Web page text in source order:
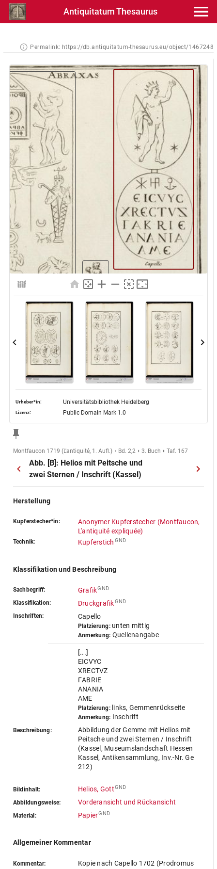
Antiquitatum Thesaurus
Permalink: https://db.antiquitatum-thesaurus.eu/object/1467248
Urheber*in: Universitätsbibliothek Heidelberg
Lizenz: Public Domain Mark 1.0
Montfaucon 1719 (L'antiquité, 1. Aufl.) Bd. 2,2 3. Buch Taf. 167
Abb. [B]: Helios mit Peitsche und
zwei Sternen / Inschrift (Kassel)
Herstellung
Kupferstecher*in:
Anonymer Kupferstecher (Montfaucon,
L'antiquité expliquée)
Technik: Kupferstich GND
Klassifikation und Beschreibung
Sachbegriff: GrafikGND
Klassifikation: DruckgrafikGND
Inschriften: Capello
Platzierung:unten mittig
Anmerkung: Quellenangabe
[...]
EICVYC
XRECTVZ
ΓABRIE
ANANIA
AME
Platzierung:links, Gemmenrückseite
Anmerkung: Inschrift
Beschreibung:
Abbildung der Gemme mit Helios mit
Peitsche und zwei Sternen / Inschrift
(Kassel, Museumslandschaft Hessen
Kassel, Antikensammlung, Inv.-Nr. Ge
212)
Bildinhalt: Helios, GottGND
Abbildungsweise: Vorderansicht und Rückansicht
Material: PapierGND
Allgemeiner Kommentar
Kommentar:
Kopie nach Capello 1702 (Prodromus